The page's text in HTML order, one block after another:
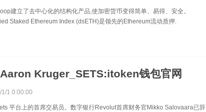
建立了去中心化的结构化产品,使加密货币变得简单、易得、安全。
Staked Ethereum Index (dsETH)是领先的Ethereum流动质押.
Aaron Kruger_SETS:itoken钱包官网
1/1 0:00:00
平台上的首席交易员。数字银行Revolut首席财务官Mikko Salovaara已辞